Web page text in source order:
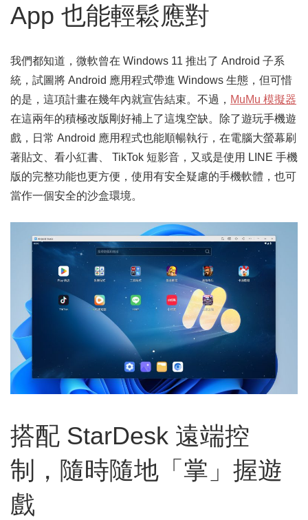
App 也能輕鬆應對
我們都知道，微軟曾在 Windows 11 推出了 Android 子系
統，試圖將 Android 應用程式帶進 Windows 生態，但可惜
的是，這項計畫在幾年內就宣告結束。不過， MuMu 模擬器
在這兩年的積極改版剛好補上了這塊空缺。除了遊玩手機遊
戲，日常 Android 應用程式也能順暢執行，在電腦大螢幕刷
著貼文、看小紅書、 TikTok 短影音，又或是使用 LINE 手機
版的完整功能也更方便，使用有安全疑慮的手機軟體，也可
當作一個安全的沙盒環境。
搭配 StarDesk 遠端控
制，隨時隨地「掌」握遊
戲